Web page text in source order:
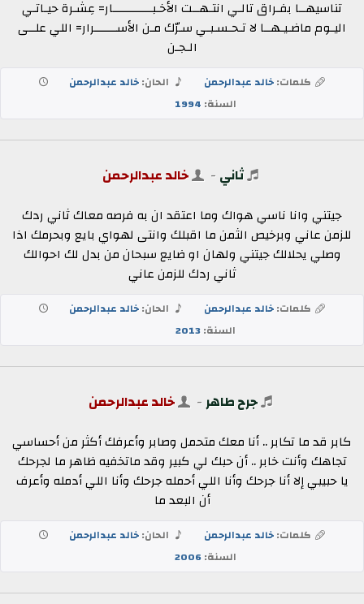
تناسيهــا بفـراق تالـي انتـهــت الأخـبــــــــــــار= عِشـرة حيـاتـي
اليـوم ماضـيـهــا لا تـحـسـبـي سـرّك مـن الأســـــــرار= اللي علــى
الـجـن
كلمات:خالد عبدالرحمن الحان:خالد عبدالرحمن
السنة: 1994
ثاني - خالد عبدالرحمن
جيتني وانا ناسي هواك وما اعتقد ان به فرصه معاك ثاني ردك
للزمن عاني وبرخيص الثمن ما اقبلك وانتى لهواي بايع وبحرمك اذا
وصلي يحلالك جيتني ولهان او ضايع سبحان من بدل لك احوالك
ثاني ردك للزمن عاني
كلمات:خالد عبدالرحمن الحان:خالد عبدالرحمن
السنة:2013
جرح طاهر- خالد عبدالرحمن
كابر قد ما تكابر .. أنا معك متحمل وصابر وأعرفك أكثر من أحساسي
تجاهك وأنت خابر .. أن حبك لي كبير وقد ماتخفيه ظاهر ما لجرحك
يا حبيبي إلا أنا جرحك وأنا اللي أحمله جرحك وأنا اللي أدمله وأعرف
أن البعد ما
كلمات:خالد عبدالرحمن الحان:خالد عبدالرحمن
السنة:2006